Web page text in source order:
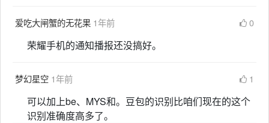
爱吃大闸蟹的无花果 1年前 0
荣耀手机的通知播报还没搞好。
梦幻星空 1年前 1
可以加上be、MYS和。豆包的识别比咱们现在的这个
识别准确度高多了。